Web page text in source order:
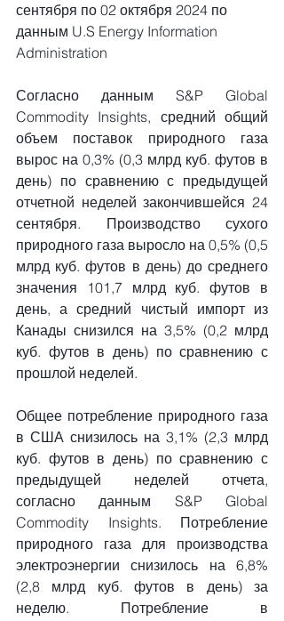
сентября по 02 октября 2024 по
данным U.S Energy Information
Administration
Согласно данным S&P Global
Commodity Insights, средний общий
объем поставок природного газа
вырос на 0,3% (0,3 млрд куб. футов в
день) по сравнению с предыдущей
отчетной неделей закончившейся 24
сентября. Производство сухого
природного газа выросло на 0,5% (0,5
млрд куб. футов в день) до среднего
значения 101,7 млрд куб. футов в
день, а средний чистый импорт из
Канады снизился на 3,5% (0,2 млрд
куб. футов в день) по сравнению с
прошлой неделей.
Общее потребление природного газа
в США снизилось на 3,1% (2,3 млрд
куб. футов в день) по сравнению с
предыдущей неделей отчета,
согласно данным S&P Global
Commodity Insights. Потребление
природного газа для производства
электроэнергии снизилось на 6,8%
(2,8 млрд куб. футов в день) за
неделю. Потребление в